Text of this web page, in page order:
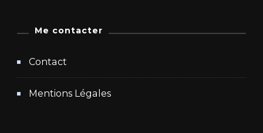
Me contacter
Contact
Mentions Légales